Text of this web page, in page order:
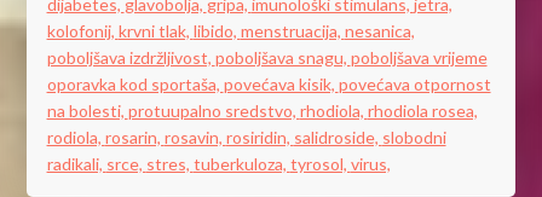
dijabetes, glavobolja, gripa, imunološki stimulans, jetra,
kolofonij, krvni tlak, libido, menstruacija, nesanica,
poboljšava izdržljivost, poboljšava snagu, poboljšava vrijeme
oporavka kod sportaša, povećava kisik, povećava otpornost
na bolesti, protuupalno sredstvo, rhodiola, rhodiola rosea,
rodiola, rosarin, rosavin, rosiridin, salidroside, slobodni
radikali, srce, stres, tuberkuloza, tyrosol, virus,